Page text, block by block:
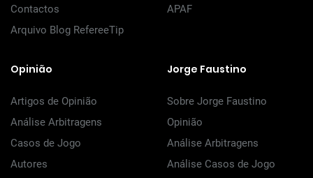
Contactos
Arquivo Blog RefereeTip
APAF
Opinião
Artigos de Opinião
Análise Arbitragens
Casos de Jogo
Autores
Jorge Faustino
Sobre Jorge Faustino
Opinião
Análise Arbitragens
Análise Casos de Jogo